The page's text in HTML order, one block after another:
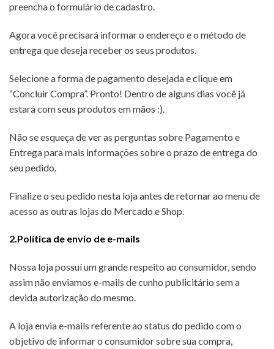
preencha o formulário de cadastro.
Agora você precisará informar o endereço e o método de
entrega que deseja receber os seus produtos.
Selecione a forma de pagamento desejada e clique em
“Concluir Compra”. Pronto! Dentro de alguns dias você já
estará com seus produtos em mãos :).
Não se esqueça de ver as perguntas sobre Pagamento e
Entrega para mais informações sobre o prazo de entrega do
seu pedido.
Finalize o seu pedido nesta loja antes de retornar ao menu de
acesso as outras lojas do Mercado e Shop.
2.Política de envio de e-mails
Nossa loja possuí um grande respeito ao consumidor, sendo
assim não enviamos e-mails de cunho publicitário sem a
devida autorização do mesmo.
A loja envia e-mails referente ao status do pedido com o
objetivo de informar o consumidor sobre sua compra,